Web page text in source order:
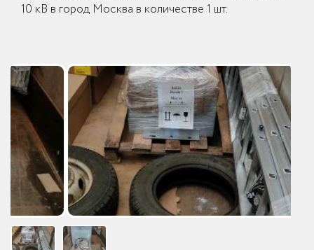
10 кВ в город Москва в количестве 1 шт.